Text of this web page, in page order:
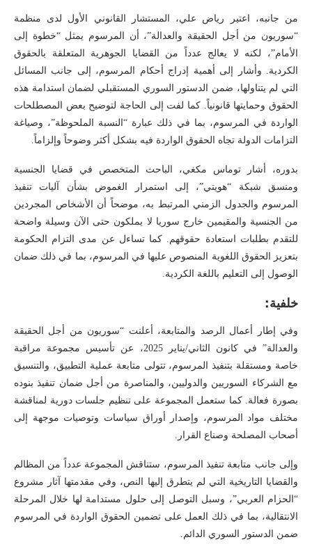
من جانبه، اعتبر رياض علي، المستشار القانوني الأول لدى منظمة
“سوريون من أجل الحقيقة والعدالة”، أن المرسوم يمثل “خطوة إلى
الأمام”، لكنه لا يعالج عدداً من القضايا الجوهرية المتعلقة بالحقوق
الكردية. وأشار إلى أهمية إدراج أحكام المرسوم، إلى جانب المسائل
التي لم يتناولها، ضمن الدستور السوري المستقبلي لضمان استدامة هذه
الحقوق وحمايتها قانونياً. كما لفت إلى الحاجة لتوضيح بعض المصطلحات
الواردة في المرسوم، بما في ذلك عبارة “النسبة الملحوظة”، وصياغة
التزامات الدولة تجاه الحقوق الواردة فيه بشكل أكثر وضوحاً وإلزاماً.
بدوره، أشار توماس مكغي، الباحث المتخصص في قضايا الجنسية
ومنسق شبكة “هويتي”، إلى استمرار الغموض بشأن آليات تنفيذ
المرسوم والجدول الزمني المرتبط به، موضحاً أن الأشخاص المجردين
من الجنسية والمقيمين خارج سوريا لا يملكون حتى الآن وسيلة واضحة
للتقدم بطلبات استعادة حقوقهم. كما تساءل عن مدى التزام الحكومة
بتعزيز الحقوق اللغوية المنصوص عليها في المرسوم، بما في ذلك ضمان
الوصول إلى التعليم باللغة الكردية.
خلفية:
وفي إطار أعمال الرصد والمتابعة، أعلنت “سوريون من أجل الحقيقة
والعدالة” في كانون الثاني/يناير 2025، عن تأسيس مجموعة مراقبة
خاصة ومستقلة بتنفيذ المرسوم، تتولى متابعة عملية التطبيق، والتنسيق
مع الشركاء السوريين والدوليين، والمناصرة من أجل ضمان تنفيذ بنوده
بصورة فعالة. كما ستعمل المجموعة على تنظيم جلسات دورية لمناقشة
مختلف مواد المرسوم، وإصدار أوراق سياسات وتوصيات موجهة إلى
أصحاب المصلحة وصناع القرار.
وإلى جانب متابعة تنفيذ المرسوم، ستناقش المجموعة عدداً من المظالم
والقضايا التاريخية التي لم يتطرق إليها النص، وفي مقدمتها آثار مشروع
“الحزام العربي”، وسبل التوصل إلى حلول مستدامة لها خلال المرحلة
الانتقالية، بما في ذلك العمل على تضمين الحقوق الواردة في المرسوم
ضمن الدستور السوري الدائم.